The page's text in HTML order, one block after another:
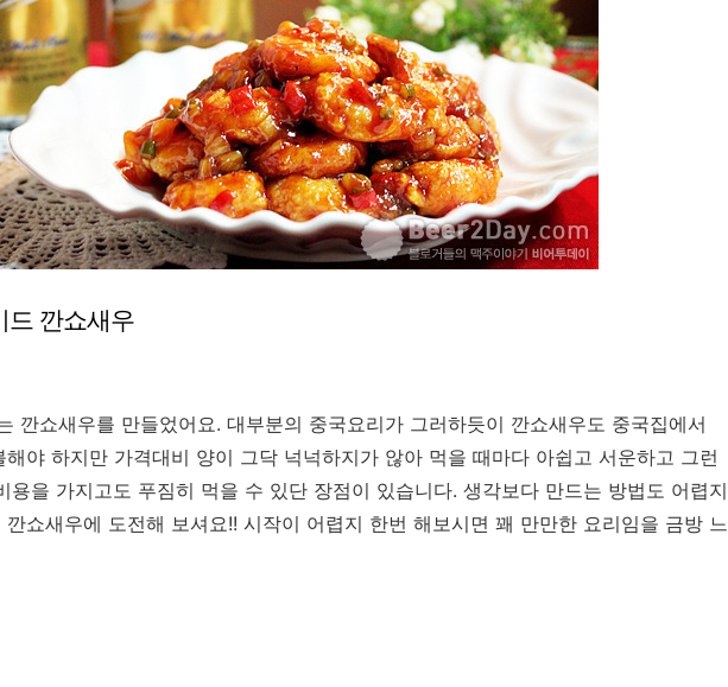
드 깐쇼새우
깐쇼새우를 만들었어요. 대부분의 중국요리가 그러하듯이 깐쇼새우도 중국집에서
야 하지만 가격대비 양이 그닥 넉넉하지가 않아 먹을 때마다 아쉽고 서운하고 그런
용을 가지고도 푸짐히 먹을 수 있단 장점이 있습니다. 생각보다 만드는 방법도 어렵지
쇼새우에 도전해 보셔요!! 시작이 어렵지 한번 해보시면 꽤 만만한 요리임을 금방 느